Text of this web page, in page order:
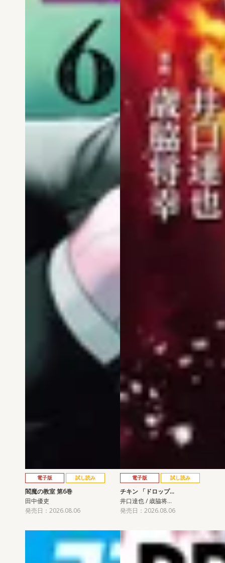
電子版 試し読み
閻魔の教室 第6巻
田中優吏
発売日：2026.08.06
電子版 試し読み
チキン 「ドロップ…
井口達也 / 歳脇将…
発売日：2026.08.06